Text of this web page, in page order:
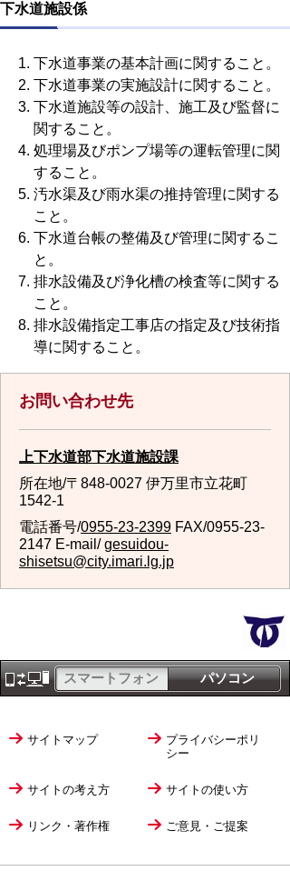
下水道施設係
下水道事業の基本計画に関すること。
下水道事業の実施設計に関すること。
下水道施設等の設計、施工及び監督に
関すること。
処理場及びポンプ場等の運転管理に関
すること。
汚水渠及び雨水渠の推持管理に関する
こと。
下水道台帳の整備及び管理に関するこ
と。
排水設備及び浄化槽の検査等に関する
こと。
排水設備指定工事店の指定及び技術指
導に関すること。
お問い合わせ先
上下水道部下水道施設課
所在地/〒848-0027 伊万里市立花町
1542-1
電話番号/0955-23-2399 FAX/0955-23-
2147 E-mail/gesuidou-
shisetsu@city.imari.lg.jp
パソコン
スマートフォン
サイトマップ
プライバシーポリ
シー
サイトの考え方 サイトの使い方
リンク・著作権 ご意見・ご提案